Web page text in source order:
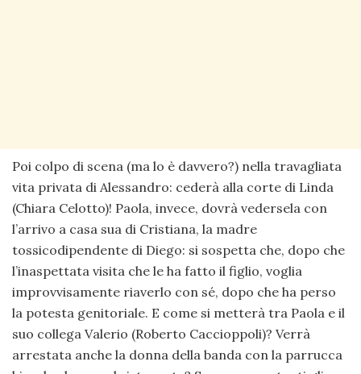
Poi colpo di scena (ma lo è davvero?) nella travagliata
vita privata di Alessandro: cederà alla corte di Linda
(Chiara Celotto)! Paola, invece, dovrà vedersela con
l’arrivo a casa sua di Cristiana, la madre
tossicodipendente di Diego: si sospetta che, dopo che
l’inaspettata visita che le ha fatto il figlio, voglia
improvvisamente riaverlo con sé, dopo che ha perso
la potesta genitoriale. E come si metterà tra Paola e il
suo collega Valerio (Roberto Caccioppoli)? Verrà
arrestata anche la donna della banda con la parrucca